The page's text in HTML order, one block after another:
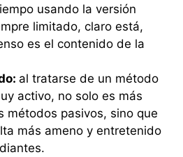
usando la versión
limitado, claro está,
es el contenido de la
al tratarse de un método
activo, no solo es más
métodos pasivos, sino que
más ameno y entretenido